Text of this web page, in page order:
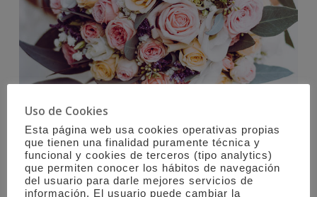
Uso de Cookies
Esta página web usa cookies operativas propias
que tienen una finalidad puramente técnica y
funcional y cookies de terceros (tipo analytics)
que permiten conocer los hábitos de navegación
del usuario para darle mejores servicios de
información. El usuario puede cambiar la